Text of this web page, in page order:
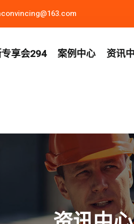
享会294 案例中心 资讯